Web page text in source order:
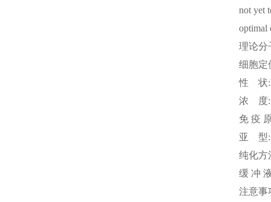
not yet
optimal
理论分
细胞定
性
状
浓
度
免 疫
亚
型
纯化方
缓 冲
注意事